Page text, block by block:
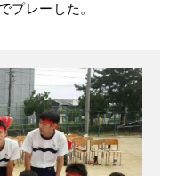
プレーした。